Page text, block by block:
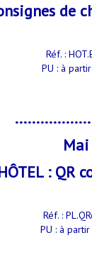
de
Réf. :
PU : à
: QR
Réf. :
PU : à